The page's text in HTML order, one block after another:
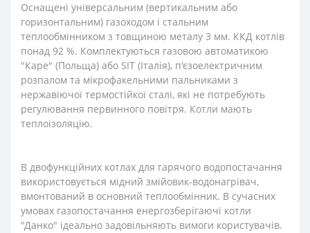
Оснащені універсальним (вертикальним або
горизонтальним) газоходом і стальним
теплообмінником з товщиною металу 3 мм. ККД котлів
понад 92 %. Комплектуються газовою автоматикою
"Каре" (Польща) або SIT (Італія), п'єзоелектричним
розпалом та мікрофакельними пальниками з
нержавіючої термостійкої сталі, які не потребують
регулювання первинного повітря. Котли мають
теплоізоляцію.
В двофункційних котлах для гарячого водопостачання
використовується мідний змійовик-водонагрівач,
вмонтований в основний теплообмінник. В сучасних
умовах газопостачання енергозберігаючі котли
"Данко" ідеально задовільняють вимоги користувачів.